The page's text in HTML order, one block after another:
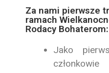
Za nami pierwsze
ramach
Rodacy Bohaterom:
Jako